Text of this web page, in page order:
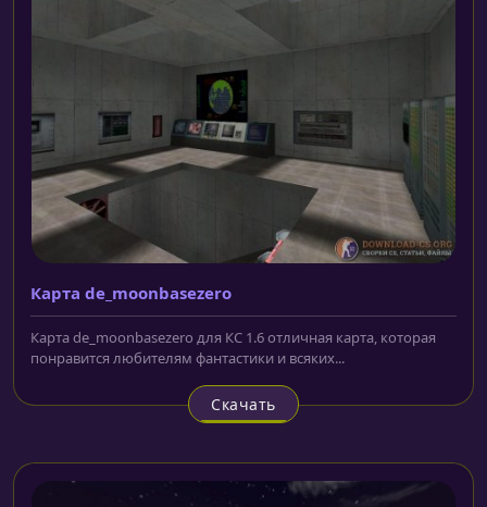
Карта de_moonbasezero
Карта de_moonbasezero для КС 1.6 отличная карта, которая
понравится любителям фантастики и всяких...
Скачать